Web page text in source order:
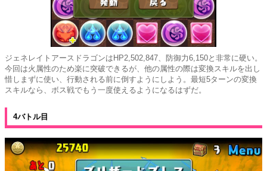
ジェネレイトアースドラゴンはHP2,502,847、防御力6,150と非常に硬い。
今回は火属性のため楽に突破できるが、他の属性の際は変換スキルを出し
惜しまずに使い、行動される前に倒すようにしよう。最短5ターンの変換
スキルなら、ボス戦でもう一度使えるようになるはずだ。
4バトル目